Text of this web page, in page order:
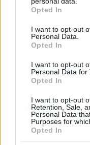
grant or deny consent
use your data for
consent section.
Opted In
I want to opt-out
Personal Data.
Opted In
I want to opt-out
Personal Data for
Opted In
I want to opt-out
Retention, Sale,
Personal Data
Purposes for
Opted In
ΦΟΡΤΩΣΗ